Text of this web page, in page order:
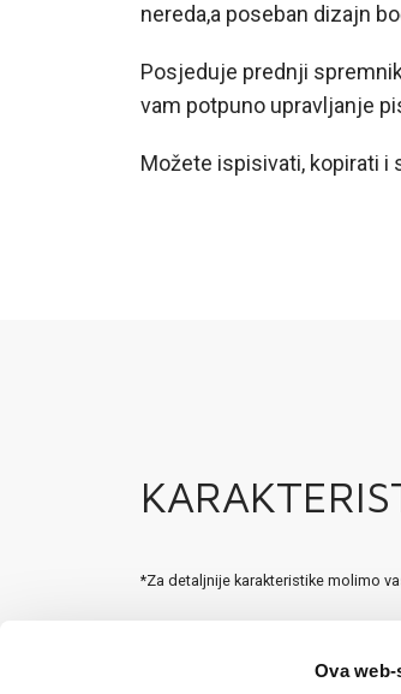
Ova
nereda,a poseban dizajn
Posjeduje prednji
vam potpuno upravljanje
Možete ispisivati, kopirati i
*Za detaljnije karakteristike molimo